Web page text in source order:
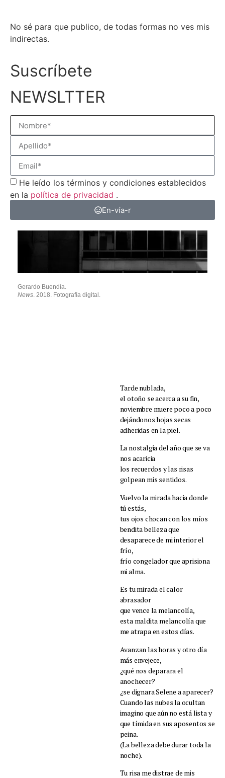
Gerardo Buendía.
News. 2018. Fotografía digital.
Tarde nublada,
el otoño se acerca a su fin,
noviembre muere poco a poco
dejándonos hojas secas
adheridas en la piel.
La nostalgia del año que se va
nos acaricia
los recuerdos y las risas
golpean mis sentidos.
Vuelvo la mirada hacia donde
tú estás,
tus ojos chocan con los míos
bendita belleza que
desaparece de mi interior el
frío,
frío congelador que aprisiona
mi alma.
Es tu mirada el calor
abrasador
que vence la melancolía,
esta maldita melancolía que
me atrapa en estos días.
Avanzan las horas y otro día
más envejece,
¿qué nos deparara el
anochecer?
¿se dignara Selene a aparecer?
Cuando las nubes la ocultan
imagino que aún no está lista y
que tímida en sus aposentos se
peina.
(La belleza debe durar toda la
noche).
Tu risa me distrae de mis
No sé para que publico, de todas formas no ves mis
indirectas.
Suscríbete
NEWSLTTER
He leído los términos y condiciones establecidos
en la política de privacidad .
En-vía-r